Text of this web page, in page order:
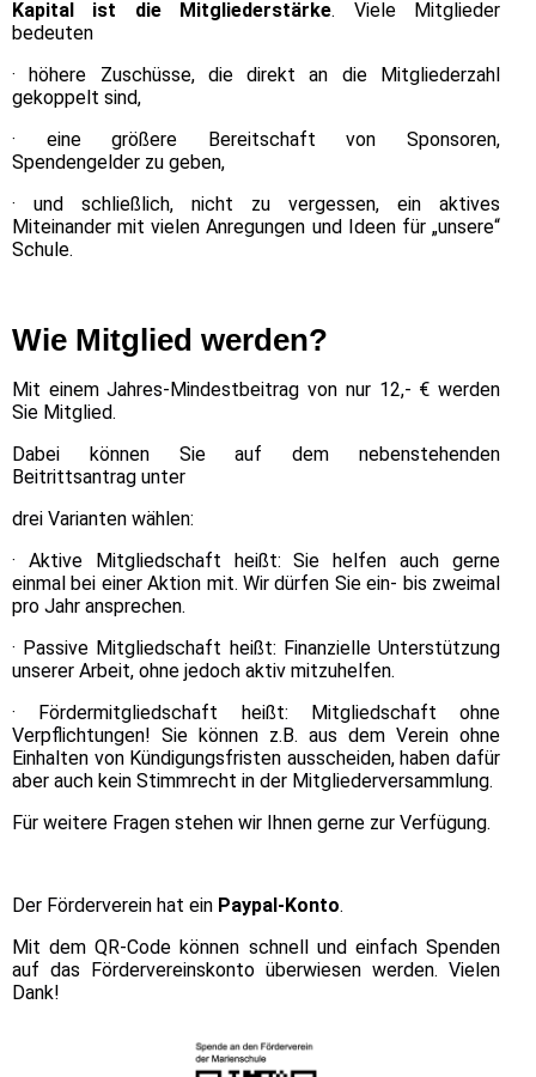
Kapital ist die Mitgliederstärke. Viele Mitglieder
bedeuten
· höhere Zuschüsse, die direkt an die Mitgliederzahl
gekoppelt sind,
· eine größere Bereitschaft von Sponsoren,
Spendengelder zu geben,
· und schließlich, nicht zu vergessen, ein aktives
Miteinander mit vielen Anregungen und Ideen für „unsere“
Schule.
Wie Mitglied werden?
Mit einem Jahres-Mindestbeitrag von nur 12,- €werden
Sie Mitglied.
Dabei können Sie auf dem nebenstehenden
Beitrittsantrag unter
drei Varianten wählen:
· Aktive Mitgliedschaft heißt: Sie helfen auch gerne
einmal bei einer Aktion mit.Wir dürfen Sie ein- bis zweimal
pro Jahr ansprechen.
· Passive Mitgliedschaft heißt: Finanzielle Unterstützung
unserer Arbeit, ohne jedoch aktiv mitzuhelfen.
· Fördermitgliedschaft heißt: Mitgliedschaft ohne
Verpflichtungen! Sie können z.B. aus dem Verein ohne
Einhalten von Kündigungsfristen ausscheiden, haben dafür
aber auch kein Stimmrecht in der Mitgliederversammlung.
Für weitere Fragen stehen wir Ihnen gerne zur Verfügung.
Der Förderverein hat ein Paypal-Konto.
Mit dem QR-Code können schnell und einfach Spenden
auf das Fördervereinskonto überwiesen werden. Vielen
Dank!